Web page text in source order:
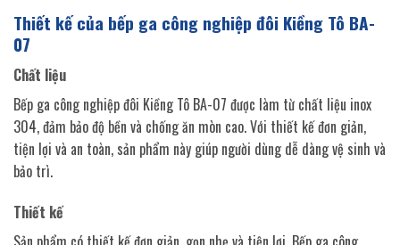
Thiết kế của bếp ga công nghiệp đôi Kiềng Tô BA-
07
Chất liệu
Bếp ga công nghiệp đôi Kiềng Tô BA-07 được làm từ chất liệu inox
304, đảm bảo độ bền và chống ăn mòn cao. Với thiết kế đơn giản,
tiện lợi và an toàn, sản phẩm này giúp người dùng dễ dàng vệ sinh và
bảo trì.
Thiết kế